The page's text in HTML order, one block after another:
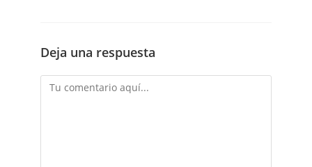
Deja una respuesta